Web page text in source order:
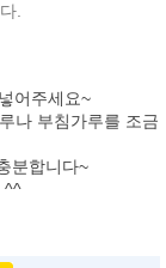
.
어주세요~
나 부침가루를 조금
분합니다~
^^